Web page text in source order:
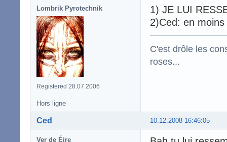
Lombrik Pyrotechnik
Registered 28.07.2006
1) JE LUI
2)Ced: en
C'est drôle les
roses...
Hors ligne
10.12.2008 16:46:05
Ced
Ver de Éire